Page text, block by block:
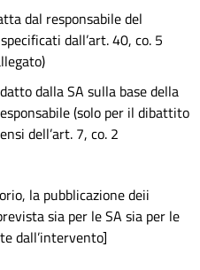
dal responsabile del
dall’art. 40, co. 5
dalla SA sulla base della
(solo per il dibattito
dell’art. 7, co. 2
la pubblicazione deii
sia per le SA sia per le
dall’intervento]